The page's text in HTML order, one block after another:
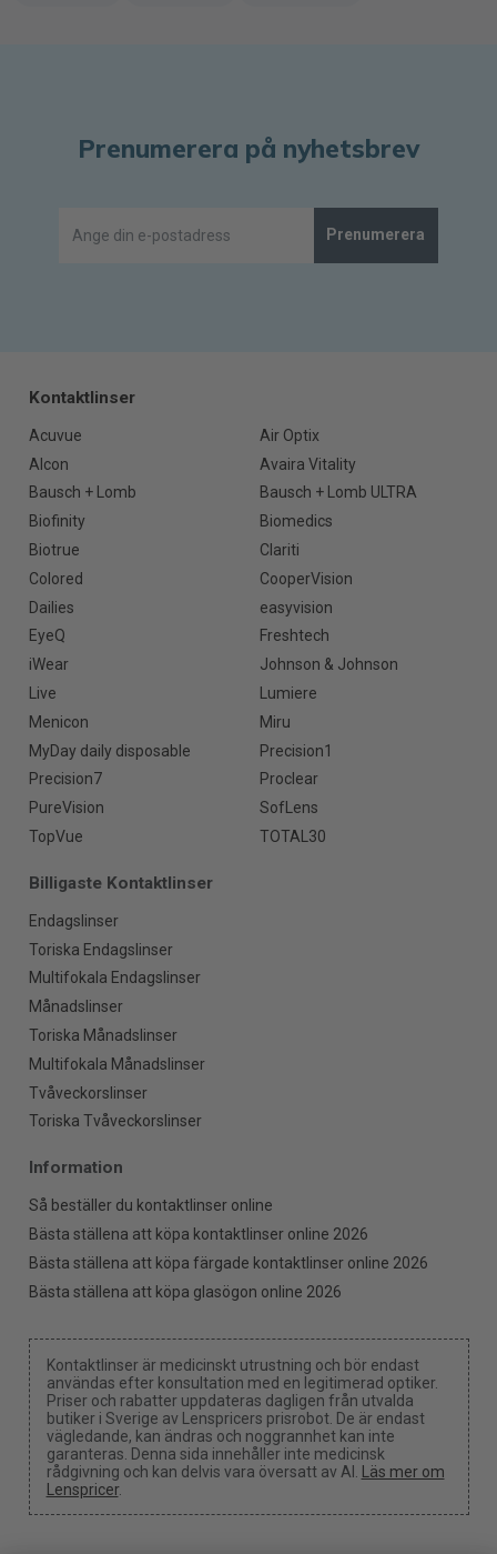
Prenumerera på nyhetsbrev
Prenumerera
Kontaktlinser
Acuvue
Air Optix
Alcon
Avaira Vitality
Bausch + Lomb
Bausch + Lomb ULTRA
Biofinity
Biomedics
Biotrue
Clariti
Colored
CooperVision
Dailies
easyvision
EyeQ
Freshtech
iWear
Johnson & Johnson
Live
Lumiere
Menicon
Miru
MyDay daily disposable
Precision1
Precision7
Proclear
PureVision
SofLens
TopVue
TOTAL30
Billigaste Kontaktlinser
Endagslinser
Toriska Endagslinser
Multifokala Endagslinser
Månadslinser
Toriska Månadslinser
Multifokala Månadslinser
Tvåveckorslinser
Toriska Tvåveckorslinser
Information
Så beställer du kontaktlinser online
Bästa ställena att köpa kontaktlinser online 2026
Bästa ställena att köpa färgade kontaktlinser online 2026
Bästa ställena att köpa glasögon online 2026
Kontaktlinser är medicinskt utrustning och bör endast
användas efter konsultation med en legitimerad optiker.
Priser och rabatter uppdateras dagligen från utvalda
butiker i Sverige av Lenspricers prisrobot. De är endast
vägledande, kan ändras och noggrannhet kan inte
garanteras. Denna sida innehåller inte medicinsk
rådgivning och kan delvis vara översatt av AI. Läs mer om
Lenspricer.